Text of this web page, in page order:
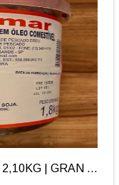
FILE DE SARDINHA ANCHOVADA | 2,10KG | GRAN MAR